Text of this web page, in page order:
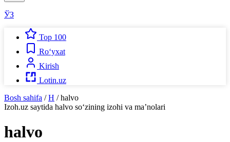
ЎЗ
Top 100
Ro‘yxat
Kirish
Lotin.uz
Bosh sahifa / H / halvo
Izoh.uz saytida halvo so‘zining izohi va ma’nolari
halvo